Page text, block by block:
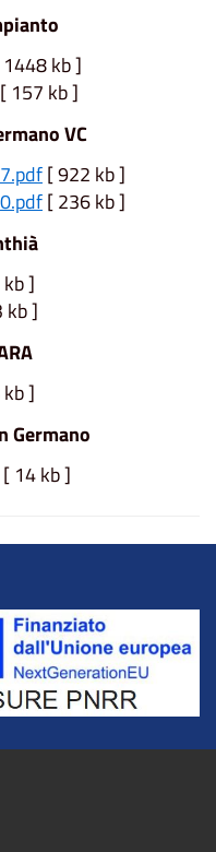
kb ]
[ 157 kb ]
VC
[ 922 kb ]
[ 236 kb ]
]
kb ]
]
Germano
[ 14 kb ]